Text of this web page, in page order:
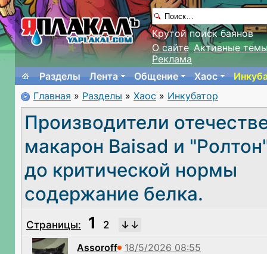
Крутой поиск баянов
О сайте Активные
Реклама
Разделы
Лента Общение Хаос
Главная » Разделы » Хаос » Инкубатор
Производители
макарон Baisad и
до критической нормы
содержание белка.
Страницы: 1
2
Assoroff